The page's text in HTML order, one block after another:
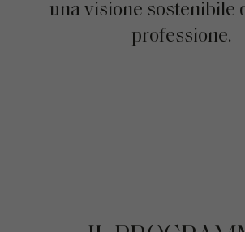
una visione sostenibile
professione.